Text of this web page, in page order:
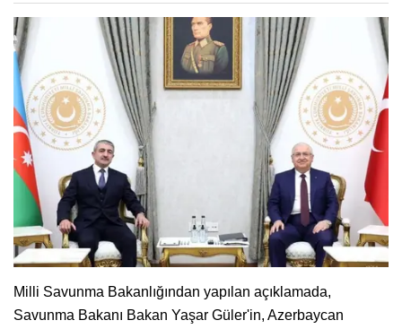
Milli Savunma Bakanlığından yapılan açıklamada,
Savunma Bakanı Bakan Yaşar Güler'in, Azerbaycan